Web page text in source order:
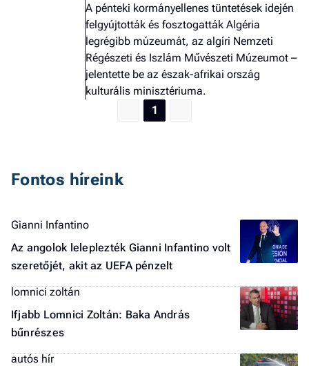
A pénteki kormányellenes tüntetések idején
felgyújtották és fosztogatták Algéria
legrégibb múzeumát, az algíri Nemzeti
Régészeti és Iszlám Művészeti Múzeumot –
jelentette be az észak-afrikai ország
kulturális minisztériuma.
1
Fontos híreink
Gianni Infantino
Az angolok leleplezték Gianni Infantino volt
szeretőjét, akit az UEFA pénzelt
lomnici zoltán
Ifjabb Lomnici Zoltán: Baka András
bűnrészes
autós hír